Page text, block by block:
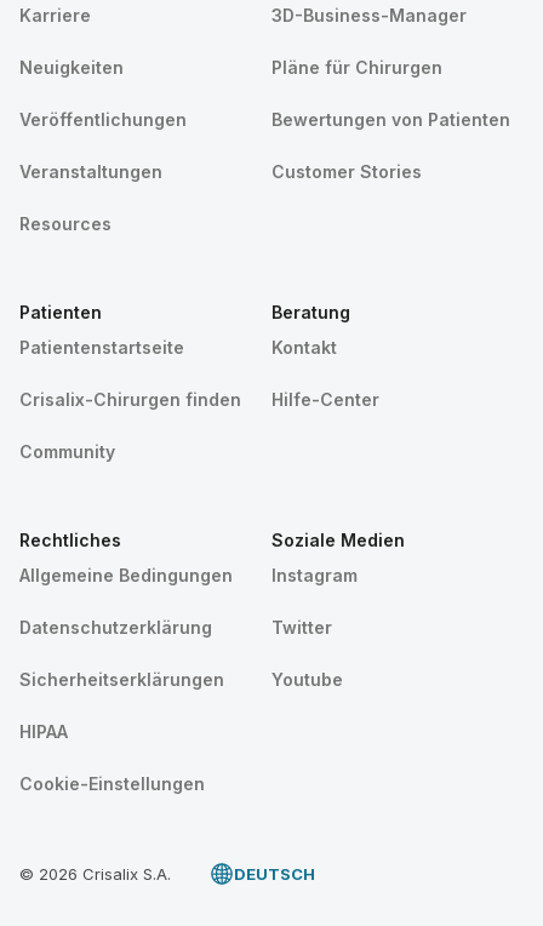
Karriere
Neuigkeiten
Veröffentlichungen
Veranstaltungen
Resources
3D-Business-Manager
Pläne für Chirurgen
Bewertungen von Patienten
Customer Stories
Patienten
Patientenstartseite
Crisalix-Chirurgen finden
Community
Beratung
Kontakt
Hilfe-Center
Rechtliches
Allgemeine Bedingungen
Datenschutzerklärung
Sicherheitserklärungen
HIPAA
Cookie-Einstellungen
Soziale Medien
Instagram
Twitter
Youtube
© 2026 Crisalix S.A. DEUTSCH